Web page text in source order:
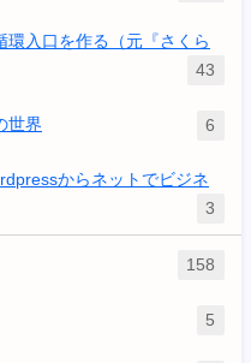
入口を作る（元『さくら
43
世界 6
からネットでビジネ
3
158
5